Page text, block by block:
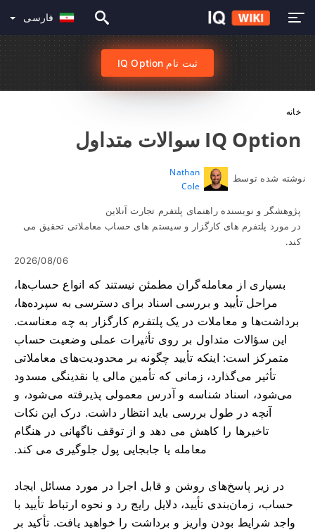
فارسی
ثبت نام IQ Option
خانه
IQ Option سوالات متداول
نوشته شده توسط
Nathan
Cole
پژوهشگر و نویسنده راهنمای پلتفرم تجارت آنلاین
در مورد پلتفرم های کارگزار و سیستم های حساب معاملاتی تحقیق می
کند.
2026/08/06
بسیاری از معامله‌گران مطمئن نیستند که انواع حساب‌ها،
مراحل تأیید و بررسی اسناد برای دسترسی به سپرده‌ها،
برداشت‌ها و معاملات در یک پلتفرم کارگزار به چه معناست.
این سؤالات متداول بر روی تأثیرات عملی وضعیت حساب
متمرکز است: اینکه تأیید چگونه بر محدودیت‌های معاملاتی
تأثیر می‌گذارد، زمانی که تأمین مالی یا نقدینگی مسدود
می‌شود، اسناد شناسه و آدرس معمولی پذیرفته می‌شود، و
آنچه در طول بررسی باید انتظار داشت. درک این نکات
تاخیرها را کاهش می دهد و از توقف ناگهانی در هنگام
معامله یا جابجایی پول جلوگیری می کند.
در زیر پاسخ‌های روشن و قابل اجرا در مورد مسائل ایجاد
حساب، زمان‌بندی تأیید، دلایل رایج رد و نحوه ارتباط تأیید با
واجد شرایط بودن واریز و برداشت را خواهید یافت. تأکید بر